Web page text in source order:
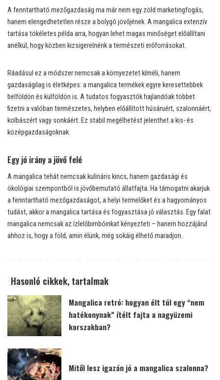
A fenntartható mezőgazdaság ma már nem egy zöld marketingfogás,
hanem elengedhetetlen része a bolygó jövőjének. A mangalica extenzív
tartása tökéletes példa arra, hogyan lehet magas minőséget előállítani
anélkül, hogy közben kizsigerelnénk a természeti erőforrásokat.
Ráadásul ez a módszer nemcsak a környezetet kíméli, hanem
gazdaságilag is életképes: a mangalica termékek egyre keresettebbek
belföldön és külföldön is. A tudatos fogyasztók hajlandóak többet
fizetni a valóban természetes, helyben előállított húsáruért, szalonnáért,
kolbászért vagy sonkáért. Ez stabil megélhetést jelenthet a kis- és
középgazdaságoknak.
Egy jó irány a jövő felé
A mangalica tehát nemcsak kulináris kincs, hanem gazdasági és
ökológiai szempontból is jövőbemutató állatfajta. Ha támogatni akarjuk
a fenntartható mezőgazdaságot, a helyi termelőket és a hagyományos
tudást, akkor a mangalica tartása és fogyasztása jó választás. Egy falat
mangalica nemcsak az ízlelőbimbóinkat kényezteti – hanem hozzájárul
ahhoz is, hogy a föld, amin élünk, még sokáig élhető maradjon.
Hasonló cikkek, tartalmak
Mangalica retró: hogyan élt túl egy “nem
hatékonynak” ítélt fajta a nagyüzemi
korszakban?
Mitől lesz igazán jó a mangalica szalonna?